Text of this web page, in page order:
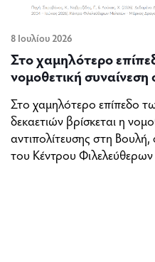
8 Ιουλίου 2026
Στο χαμηλότερο
νομοθετική
Στο χαμηλότερο επίπεδο
δεκαετιών βρίσκεται η
αντιπολίτευσης στη
του Κέντρου